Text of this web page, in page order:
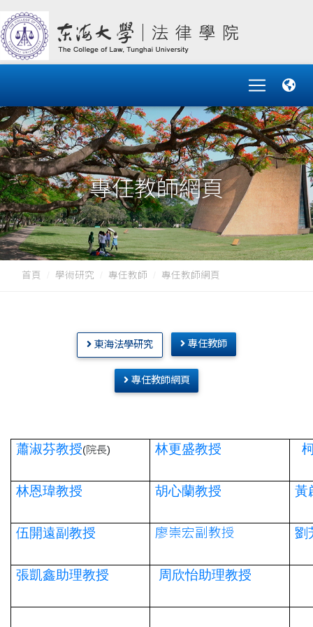
專任教師網頁
首頁 學術研究 專任教師 專任教師網頁
東海法學研究 專任教師
專任教師網頁
蕭淑芬教授(院長) 林更盛教授
林恩瑋教授 胡心蘭教授 黃
伍開遠副教授 廖崇宏副教授 劉
張凱鑫助理教授 周欣怡助理教授